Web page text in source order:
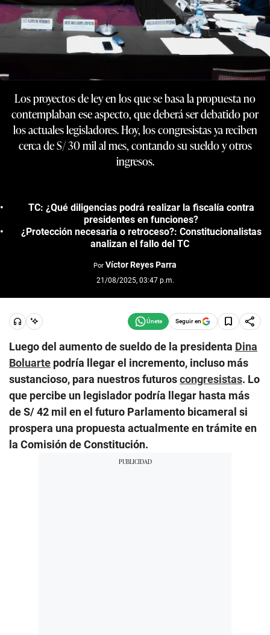
Los proyectos de ley en los que se basa la propuesta no
contemplaban ese aspecto, que deberá ser debatido por
los actuales legisladores. Hoy, los congresistas ya reciben
cerca de S/ 30 mil al mes, contando su sueldo y otros
ingresos.
TC: ¿Qué diligencias podrá realizar la fiscalía contra
presidentes en funciones?
¿Protección necesaria o retroceso?: Constitucionalistas
analizan el fallo del TC
Por Víctor Reyes Parra
21/08/2025, 03:47 p.m.
Seguir en
Luego del aumento de sueldo de la presidenta Dina
Boluarte podría llegar el incremento, incluso más
sustancioso, para nuestros futuroscongresistas. Lo
que percibe un legislador podría llegar hasta más
de S/ 42 mil en el futuro Parlamento bicameral si
prospera una propuesta actualmente en trámite en
la Comisión de Constitución.